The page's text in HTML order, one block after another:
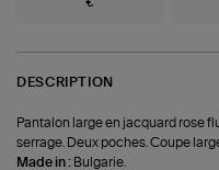
€
DESCRIPTION
Pantalon large en jacquard rose
serrage. Deux poches. Coupe
Made in : Bulgarie.